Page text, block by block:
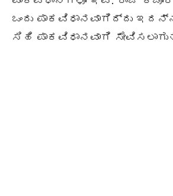
ಒಂದು ಪಾಕವಿಧಾನವಾಗಿದ್ದು
ಸಿಹಿ ಪಾಕವಿಧಾನವಾಗಿ